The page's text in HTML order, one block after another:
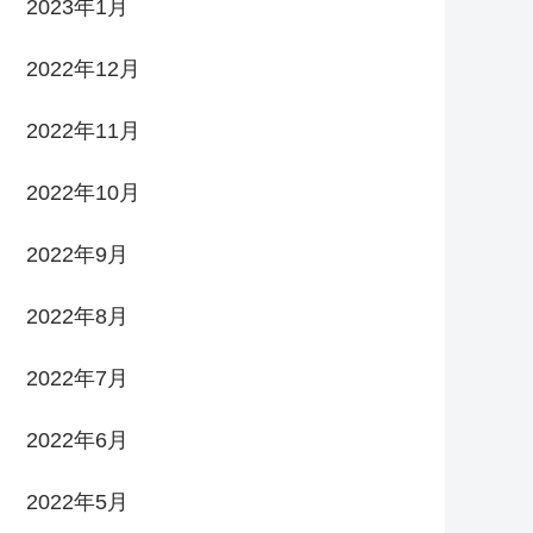
2023年1月
2022年12月
2022年11月
2022年10月
2022年9月
2022年8月
2022年7月
2022年6月
2022年5月